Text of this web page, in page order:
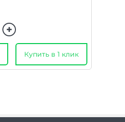
Купить в 1 клик